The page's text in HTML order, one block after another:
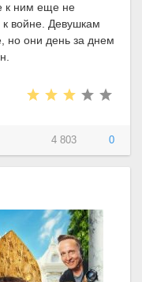
к ним еще не
войне. Девушкам
но они день за днем
4 803 0